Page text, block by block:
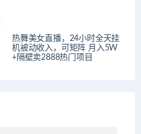
热舞美女直播，24小时全天挂
机被动收入，可矩阵 月入5W
+隔壁卖2888热门项目